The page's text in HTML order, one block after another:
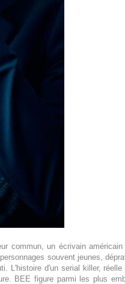
commun, un écrivain
souvent jeunes,
L'histoire d'un serial killer,
BEE figure parmi les plus